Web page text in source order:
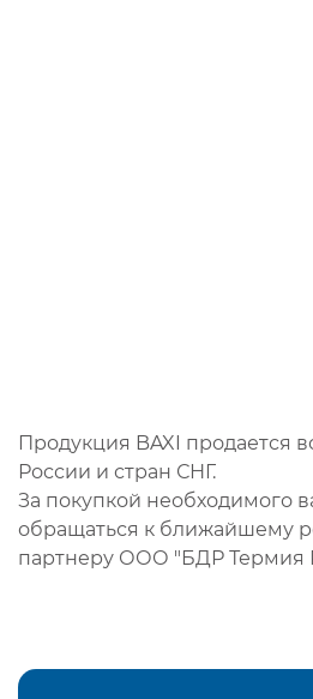
Продукция BAXI продается
России и стран СНГ.
За покупкой необходимого
обращаться к ближайшему
партнеру ООО "БДР Термия